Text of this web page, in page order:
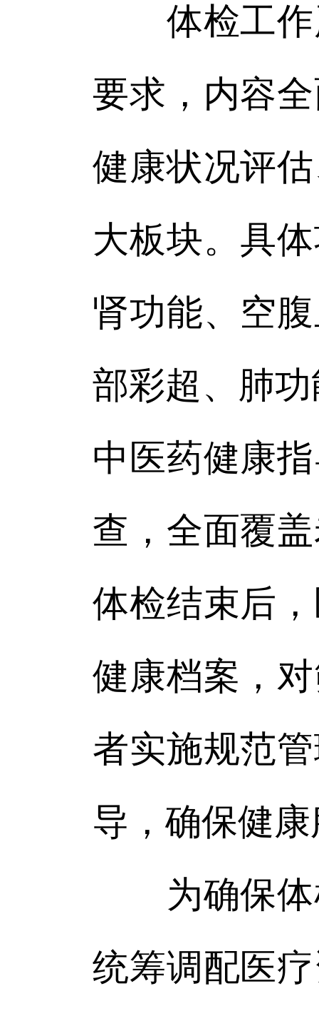
体检工作
要求，内容
健康状况评
大板块。具
肾功能、空
部彩超、肺
中医药健康
查，全面覆
体检结束后
健康档案，
者实施规范
导，确保健
为确保体
统筹调配医